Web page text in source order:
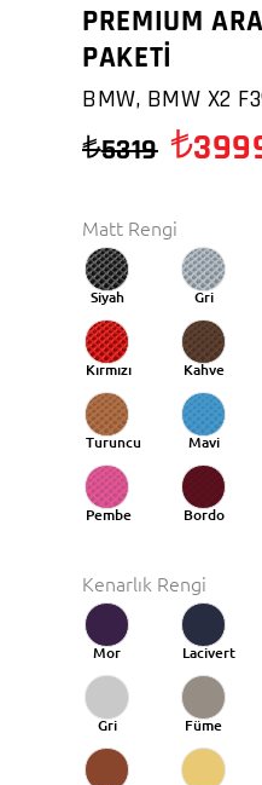
PREMIUM
PAKETİ
BMW, BMW X2
5319
Matt Rengi
Siyah Gri
Kırmızı Kahve
Turuncu
Taba
Mavi
Pembe Bordo
Kenarlık Rengi
Mor Lacivert
Gri Füme